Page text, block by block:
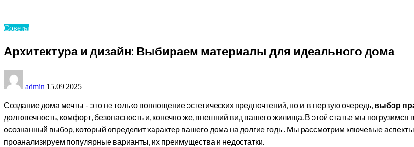
Советы
Архитектура и дизайн: Выбираем материалы для идеального дома
admin 15.09.2025
Создание дома мечты – это не только воплощение эстетических предпочтений, но и, в первую очередь, выбор
долговечность, комфорт, безопасность и, конечно же, внешний вид вашего жилища. В этой статье мы
осознанный выбор, который определит характер вашего дома на долгие годы. Мы рассмотрим ключевые
проанализируем популярные варианты, их преимущества и недостатки.